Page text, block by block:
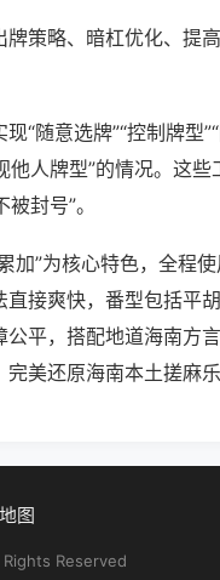
策略、暗杠优化、提
“随意选牌”“控制牌型
他人牌型”的情况。这
封号”。
”为核心特色，全程使
接爽快，番型包括平
平，搭配地道海南方
美还原海南本土搓麻乐
图
Reserved